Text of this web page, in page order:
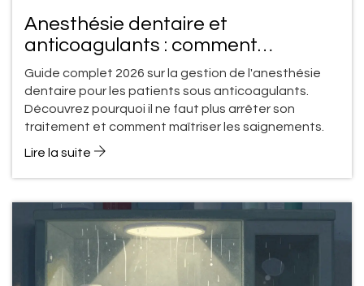
Anesthésie dentaire et
anticoagulants : comment
minimiser les effets secondaires en
2026
Guide complet 2026 sur la gestion de l'anesthésie
dentaire pour les patients sous anticoagulants.
Découvrez pourquoi il ne faut plus arrêter son
traitement et comment maîtriser les saignements.
Lire la suite